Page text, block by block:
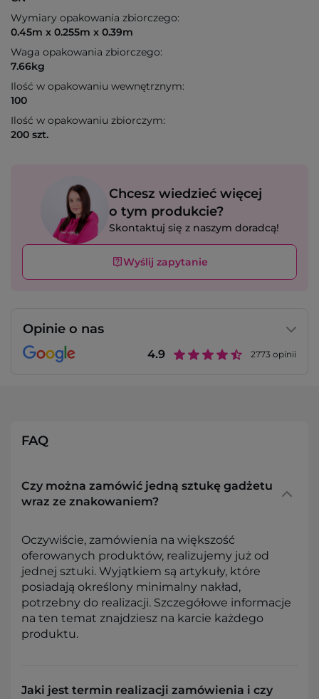
Wymiary opakowania zbiorczego:
0.45m x 0.255m x 0.39m
Waga opakowania zbiorczego:
7.66kg
Ilość w opakowaniu wewnętrznym:
100
Ilość w opakowaniu zbiorczym:
200 szt.
Chcesz wiedzieć więcej
o tym produkcie?
Skontaktuj się z naszym doradcą!
Wyślij zapytanie
Opinie o nas
4.9 2773 opinii
FAQ
Czy można zamówić jedną sztukę gadżetu
wraz ze znakowaniem?
Oczywiście, zamówienia na większość
oferowanych produktów, realizujemy już od
jednej sztuki. Wyjątkiem są artykuły, które
posiadają określony minimalny nakład,
potrzebny do realizacji. Szczegółowe informacje
na ten temat znajdziesz na karcie każdego
produktu.
Jaki jest termin realizacji zamówienia i czy